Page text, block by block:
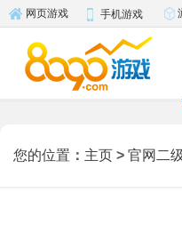
网页游戏 手机游戏
您的位置 ： 主页 > 官网二